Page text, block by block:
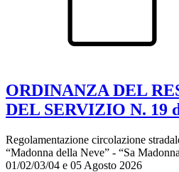
ORDINANZA DEL
DEL SERVIZIO N. 19
Regolamentazione circolazione
“Madonna della Neve” - “Sa
01/02/03/04 e 05 Agosto 2026